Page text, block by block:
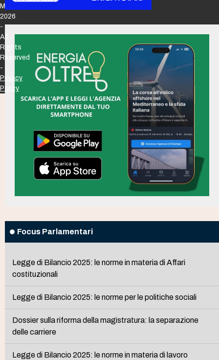
Focus Parlamentari
Legge di Bilancio 2025: le norme in materia di Affari
costituzionali
Legge di Bilancio 2025: le norme per le politiche sociali
Dossier sulla riforma della magistratura: la separazione
delle carriere
Legge di Bilancio 2025: le norme in materia di lavoro
Maker
2026
-
All
Rights
Reserved
-
Privacy
Policy